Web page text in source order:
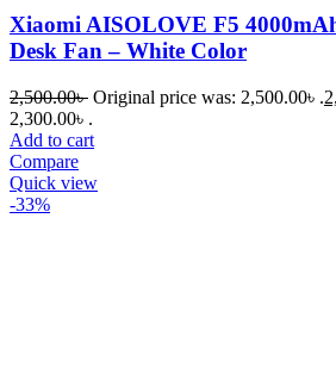
Xiaomi AISOLOVE F5
Desk Fan – White Color
2,500.00৳ Original price was: 2,500.00৳ .
2,300.00৳ .
Add to cart
Compare
Quick view
-33%